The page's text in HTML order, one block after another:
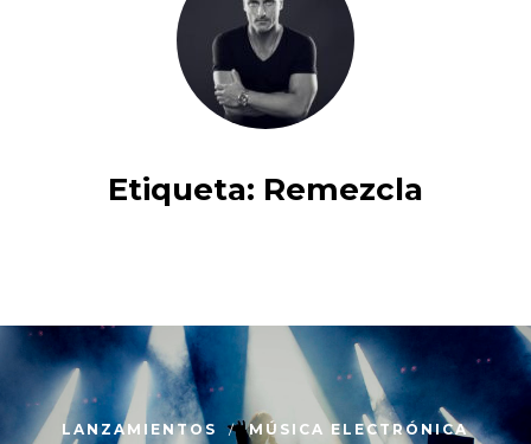
Etiqueta: Remezcla
LANZAMIENTOS MÚSICA ELECTRÓNICA